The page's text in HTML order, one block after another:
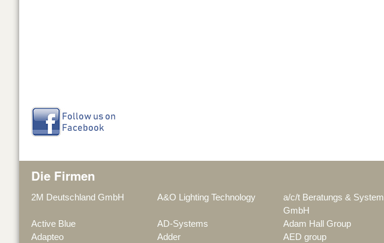
Die Firmen
2M Deutschland GmbH A&O Lighting Technology
a/c/t Beratungs & System
GmbH
Active Blue
AD-Systems Adam Hall Group
Adapteo
Adder AED group